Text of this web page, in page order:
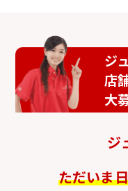
ジ
店
大
ジ
ただいま